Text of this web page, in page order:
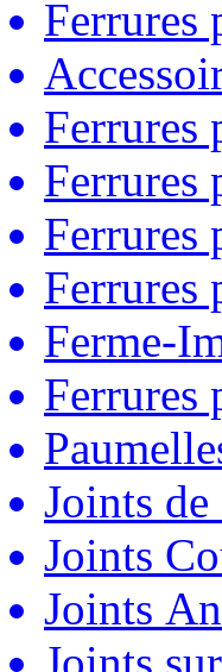
Ferrures
Ferrures
Ferrures
Ferrures
Ferrures
Ferme-
Ferrures
Joints
Joints
Joints